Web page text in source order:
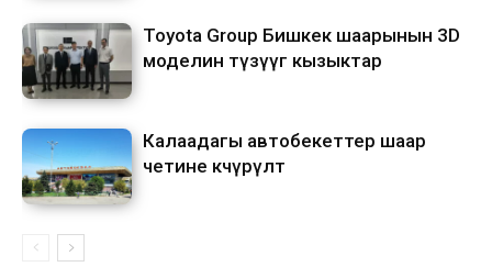
Toyota Group Бишкек шаарынын 3D
моделин түзүүгө кызыктар
Калаадагы автобекеттер шаар
четине көчүрүлөт